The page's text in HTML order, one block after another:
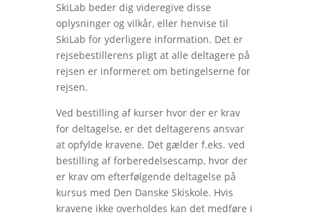
SkiLab beder dig videregive disse
oplysninger og vilkår, eller henvise til
SkiLab for yderligere information. Det er
rejsebestillerens pligt at alle deltagere på
rejsen er informeret om betingelserne for
rejsen.
Ved bestilling af kurser hvor der er krav
for deltagelse, er det deltagerens ansvar
at opfylde kravene. Det gælder f.eks. ved
bestilling af forberedelsescamp, hvor der
er krav om efterfølgende deltagelse på
kursus med Den Danske Skiskole. Hvis
kravene ikke overholdes kan det medføre i